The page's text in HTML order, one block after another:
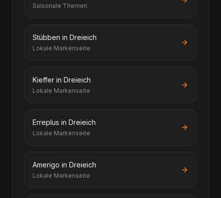
Saisonale Themen
Stübben in Dreieich
Lokale Markenseite
Kieffer in Dreieich
Lokale Markenseite
Erreplus in Dreieich
Lokale Markenseite
Amerigo in Dreieich
Lokale Markenseite